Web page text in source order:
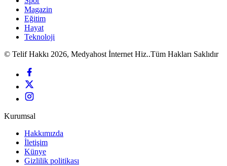
Magazin
Eğitim
Hayat
Teknoloji
© Telif Hakkı 2026, Medyahost İnternet Hiz..Tüm Hakları Saklıdır
Kurumsal
Hakkımızda
İletişim
Künye
Gizlilik politikası